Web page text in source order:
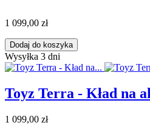
1 099,00 zł
Dodaj do koszyka
Wysyłka 3 dni
Toyz Terra - Kład na
1 099,00 zł